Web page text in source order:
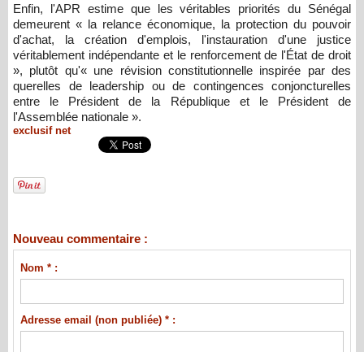
Enfin, l'APR estime que les véritables priorités du Sénégal
demeurent « la relance économique, la protection du pouvoir
d'achat, la création d'emplois, l'instauration d'une justice
véritablement indépendante et le renforcement de l'État de droit
», plutôt qu'« une révision constitutionnelle inspirée par des
querelles de leadership ou de contingences conjoncturelles
entre le Président de la République et le Président de
l'Assemblée nationale ».
exclusif net
Nouveau commentaire :
Nom * :
Adresse email (non publiée) * :